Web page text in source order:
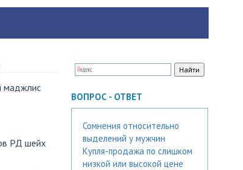
маджлис
РД шейх
ВОПРОС - ОТВЕТ
Сомнения относительно
выделений у мужчин
Купля-продажа по слишком
низкой или высокой цене